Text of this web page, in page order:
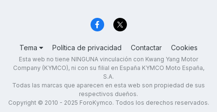
Tema Política de privacidad Contactar Cookies
Esta web no tiene NINGUNA vinculación con Kwang Yang Motor
Company (KYMCO), ni con su filial en España KYMCO Moto España,
S.A.
Todas las marcas que aparecen en esta web son propiedad de sus
respectivos dueños.
Copyright © 2010 - 2025 ForoKymco. Todos los derechos reservados.